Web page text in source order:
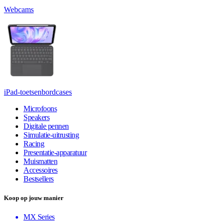
Webcams
iPad-toetsenbordcases
Microfoons
Speakers
Digitale pennen
Simulatie-uitrusting
Racing
Presentatie-apparatuur
Muismatten
Accessoires
Bestsellers
Koop op jouw manier
MX Series